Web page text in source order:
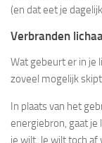
(en dat eet je
Verbranden
Wat gebeurt er in je
zoveel mogelijk
In plaats van het
energiebron, gaat je
je wilt. Je wilt toch